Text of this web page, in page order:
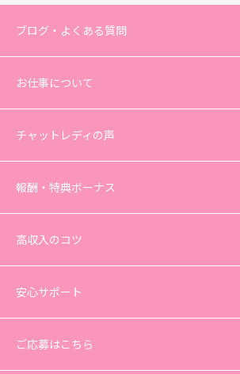
ブログ・よくある質問
お仕事について
チャットレディの声
報酬・特典ボーナス
高収入のコツ
安心サポート
ご応募はこちら